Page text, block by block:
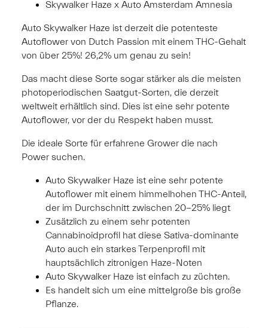
Skywalker Haze x Auto Amsterdam Amnesia
Auto Skywalker Haze ist derzeit die potenteste
Autoflower von Dutch Passion mit einem THC-Gehalt
von über 25%! 26,2% um genau zu sein!
Das macht diese Sorte sogar stärker als die meisten
photoperiodischen Saatgut-Sorten, die derzeit
weltweit erhältlich sind. Dies ist eine sehr potente
Autoflower, vor der du Respekt haben musst.
Die ideale Sorte für erfahrene Grower die nach
Power suchen.
Auto Skywalker Haze ist eine sehr potente
Autoflower mit einem himmelhohen THC-Anteil,
der im Durchschnitt zwischen 20-25% liegt
Zusätzlich zu einem sehr potenten
Cannabinoidprofil hat diese Sativa-dominante
Auto auch ein starkes Terpenprofil mit
hauptsächlich zitronigen Haze-Noten
Auto Skywalker Haze ist einfach zu züchten.
Es handelt sich um eine mittelgroße bis große
Pflanze.